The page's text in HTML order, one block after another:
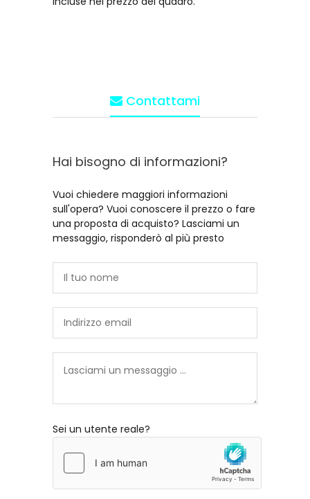
Contattami
Hai bisogno di informazioni?
Vuoi chiedere maggiori informazioni
sull'opera? Vuoi conoscere il prezzo o fare
una proposta di acquisto? Lasciami un
messaggio, risponderò al più presto
Sei un utente reale?